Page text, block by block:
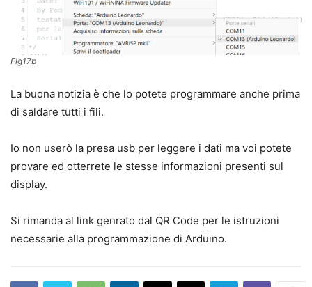
Fig17b
La buona notizia è che lo potete programmare anche prima
di saldare tutti i fili.
Io non userò la presa usb per leggere i dati ma voi potete
provare ed otterrete le stesse informazioni presenti sul
display.
Si rimanda al link genrato dal QR Code per le istruzioni
necessarie alla programmazione di Arduino.